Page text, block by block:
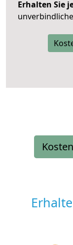
Erhalten Sie